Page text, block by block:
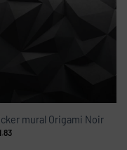
mural Origami Noir